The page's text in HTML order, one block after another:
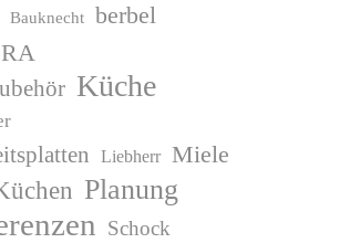
Bauknecht berbel
Küche
Liebherr Miele
Planung
Schock